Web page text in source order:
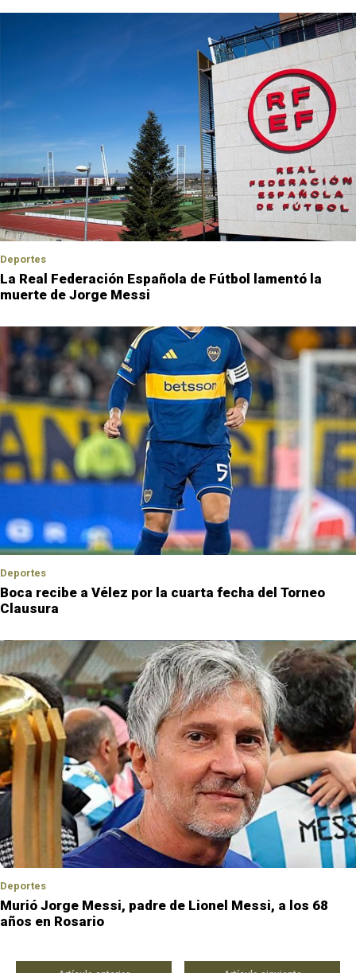
Deportes
La Real Federación Española de Fútbol lamentó la
muerte de Jorge Messi
Deportes
Boca recibe a Vélez por la cuarta fecha del Torneo
Clausura
Deportes
Murió Jorge Messi, padre de Lionel Messi, a los 68
años en Rosario